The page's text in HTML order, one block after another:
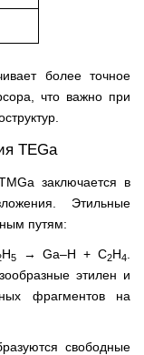
более точное
что важно при
TEGa
заключается в
Этильные
путям:
H5→ Ga–H + C2H4
этилен и
фрагментов на
свободные